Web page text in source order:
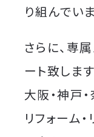
り組んでいま
さらに、専
ート致します
大阪・神戸
リフォーム